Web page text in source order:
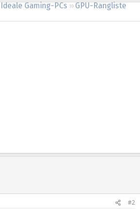
Ideale Gaming-PCs
GPU-Rangliste
#2